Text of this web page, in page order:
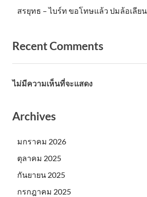
สรยุทธ – ไบร์ท ขอโทษแล้ว ปมล้อเลีย
Recent Comments
ไม่มีความเห็นที่จะแสดง
Archives
มกราคม 2026
ตุลาคม 2025
กันยายน 2025
กรกฎาคม 2025